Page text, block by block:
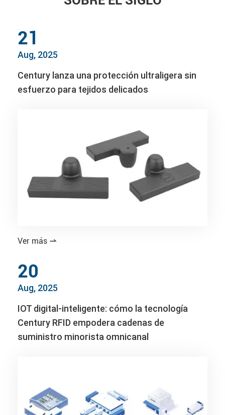
21
Aug, 2025
Century lanza una protección ultraligera sin
esfuerzo para tejidos delicados
Ver más 
20
Aug, 2025
IOT digital-inteligente: cómo la tecnología
Century RFID empodera cadenas de
suministro minorista omnicanal